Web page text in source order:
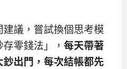
議，嘗試換個思考模
零錢法」， 每天帶著
出門， 每次結帳都先